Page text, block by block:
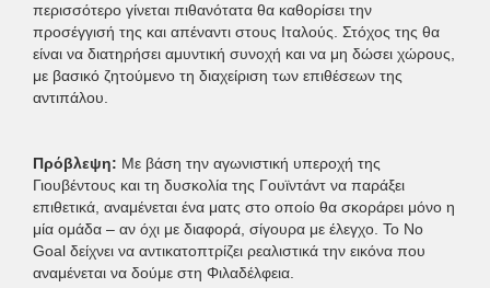
περισσότερο γίνεται πιθανότατα θα καθορίσει την
προσέγγισή της και απέναντι στους Ιταλούς. Στόχος της θα
είναι να διατηρήσει αμυντική συνοχή και να μη δώσει χώρους,
με βασικό ζητούμενο τη διαχείριση των επιθέσεων της
αντιπάλου.
Πρόβλεψη: Με βάση την αγωνιστική υπεροχή της
Γιουβέντους και τη δυσκολία της Γουϊντάντ να παράξει
επιθετικά, αναμένεται ένα ματς στο οποίο θα σκοράρει μόνο η
μία ομάδα – αν όχι με διαφορά, σίγουρα με έλεγχο. Το No
Goal δείχνει να αντικατοπτρίζει ρεαλιστικά την εικόνα που
αναμένεται να δούμε στη Φιλαδέλφεια.